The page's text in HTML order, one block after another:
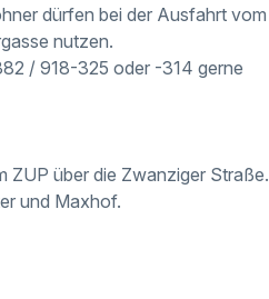
dürfen bei der Ausfahrt vom
nutzen.
/ 918-325 oder -314 gerne
ZUP über die Zwanziger Straße.
und Maxhof.